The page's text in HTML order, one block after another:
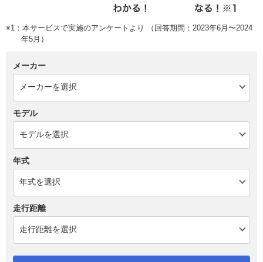
※1：本サービスで実施のアンケートより （回答期間：2023年6月〜2024
年5月）
メーカー
モデル
年式
走行距離